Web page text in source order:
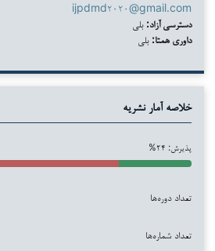
ijpdmd۲۰۲۰@gmail.com
دسترسی آزاد: بلی
داوری همتا: بلی
خلاصه آمار نشریه
پذیرش: ۲۴%
تعداد دوره‌ها
تعداد شماره‌ها